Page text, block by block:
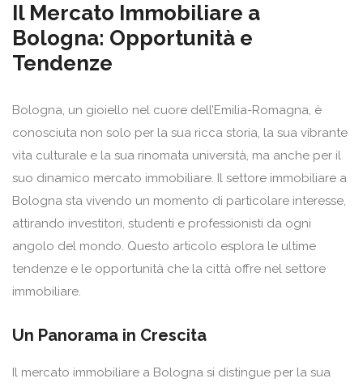
Il Mercato Immobiliare a
Bologna: Opportunità e
Tendenze
Bologna, un gioiello nel cuore dell’Emilia-Romagna, è
conosciuta non solo per la sua ricca storia, la sua vibrante
vita culturale e la sua rinomata università, ma anche per il
suo dinamico mercato immobiliare. Il settore immobiliare a
Bologna sta vivendo un momento di particolare interesse,
attirando investitori, studenti e professionisti da ogni
angolo del mondo. Questo articolo esplora le ultime
tendenze e le opportunità che la città offre nel settore
immobiliare.
Un Panorama in Crescita
Il mercato immobiliare a Bologna si distingue per la sua